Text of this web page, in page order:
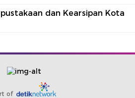
dan Kearsipan Kota
of